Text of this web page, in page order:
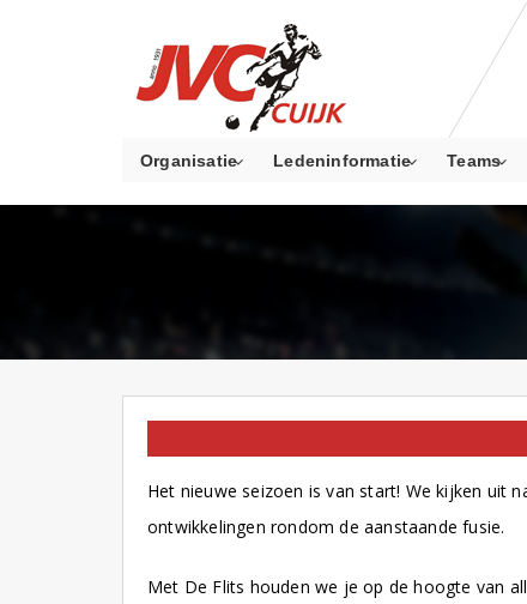
Organisatie Ledeninformatie Teams
Het nieuwe seizoen is van start! We kijken uit
ontwikkelingen rondom de aanstaande fusie.
Met De Flits houden we je op de hoogte van